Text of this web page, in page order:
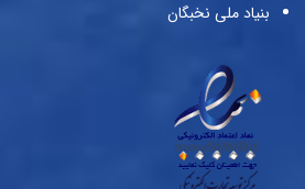
بنیاد ملی نخبگان